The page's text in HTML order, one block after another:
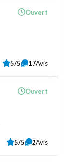
Ouvert
5/5 17Avis
Ouvert
5/5 2Avis